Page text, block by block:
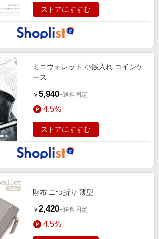
ストアにすすむ
ミニウォレット 小銭入れ コインケ
ース
￥ 5,940+送料固定
4.5%
ストアにすすむ
財布 二つ折り 薄型
￥ 2,420+送料固定
4.5%